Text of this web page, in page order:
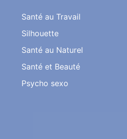
Santé au Travail
Silhouette
Santé au Naturel
Santé et Beauté
Psycho sexo